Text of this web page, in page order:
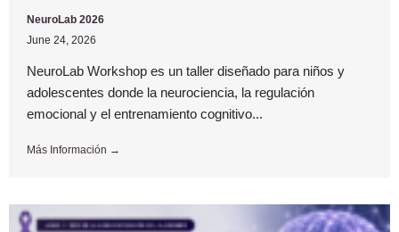
NeuroLab 2026
June 24, 2026
NeuroLab Workshop es un taller diseñado para niños y
adolescentes donde la neurociencia, la regulación
emocional y el entrenamiento cognitivo...
Más Información →